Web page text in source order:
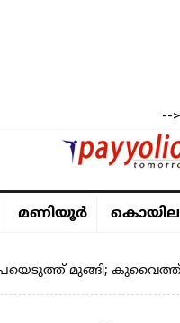
-->
മണിയൂര്‍
മുങ്ങി; കുവൈത്ത്​